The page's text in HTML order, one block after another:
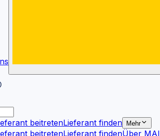
beitretenLieferant finden Mehr
beitretenLieferant findenÜber MAI